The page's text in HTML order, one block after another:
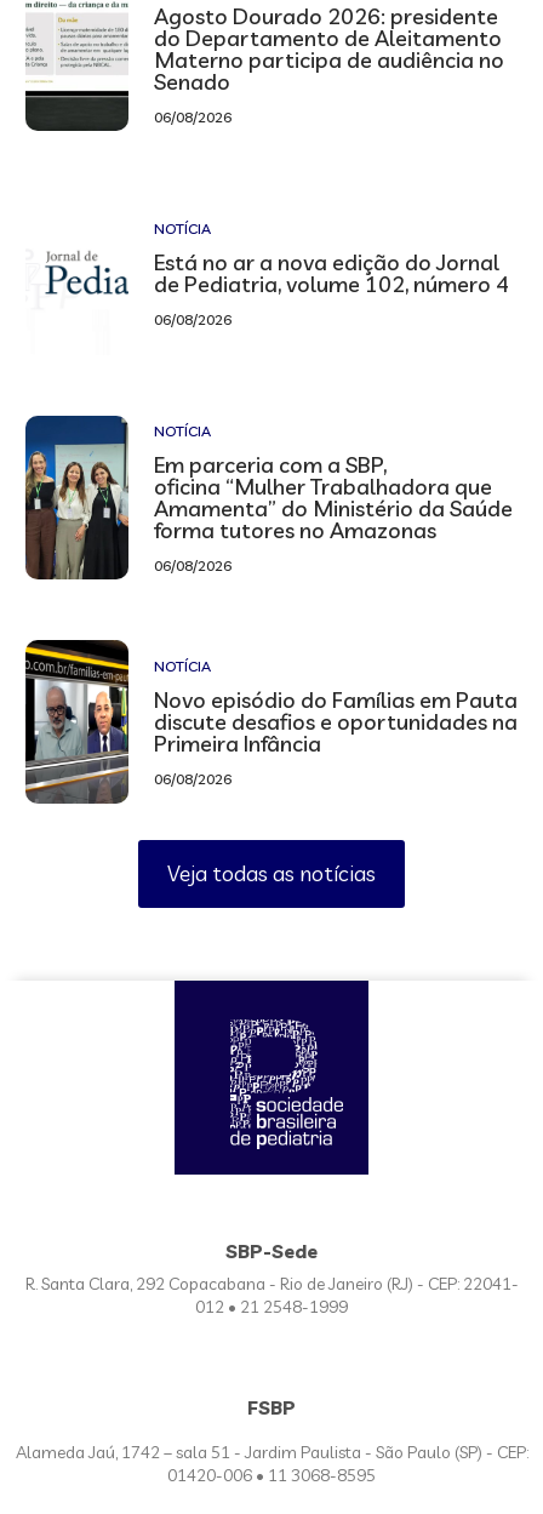
Agosto Dourado 2026: presidente
do Departamento de Aleitamento
Materno participa de audiência no
Senado
06/08/2026
NOTÍCIA
Está no ar a nova edição do Jornal
de Pediatria, volume 102, número 4
06/08/2026
NOTÍCIA
Em parceria com a SBP,
oficina “Mulher Trabalhadora que
Amamenta” do Ministério da Saúde
forma tutores no Amazonas
06/08/2026
NOTÍCIA
Novo episódio do Famílias em Pauta
discute desafios e oportunidades na
Primeira Infância
06/08/2026
Veja todas as notícias
SBP-Sede
R. Santa Clara, 292 Copacabana - Rio de Janeiro (RJ) - CEP: 22041-
012 • 21 2548-1999
FSBP
Alameda Jaú, 1742 – sala 51 - Jardim Paulista - São Paulo (SP) - CEP:
01420-006 • 11 3068-8595